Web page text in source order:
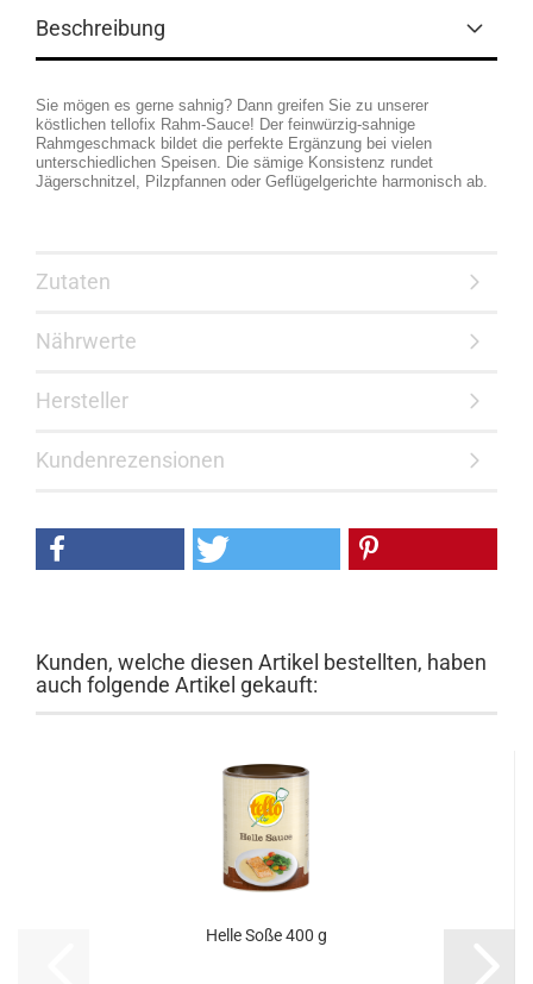
Beschreibung
Sie mögen es gerne sahnig? Dann greifen Sie zu unserer
köstlichen tellofix Rahm-Sauce! Der feinwürzig-sahnige
Rahmgeschmack bildet die perfekte Ergänzung bei vielen
unterschiedlichen Speisen. Die sämige Konsistenz rundet
Jägerschnitzel, Pilzpfannen oder Geflügelgerichte harmonisch ab.
Zutaten
Nährwerte
Hersteller
Kundenrezensionen
Kunden, welche diesen Artikel bestellten, haben
auch folgende Artikel gekauft:
Helle Soße 400 g